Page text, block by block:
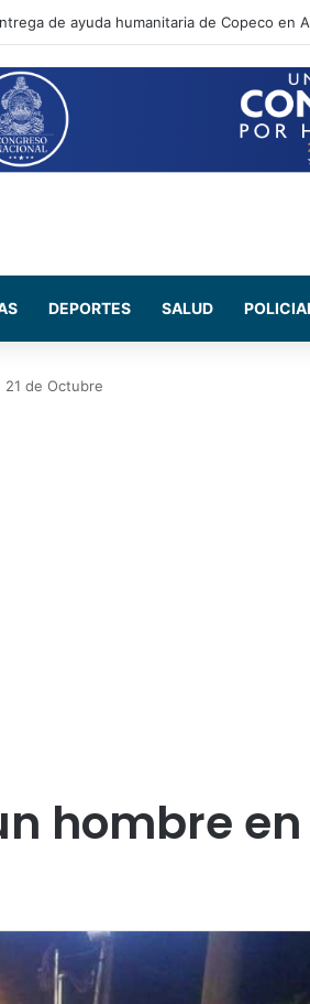
por supuesta vinculación a
DEPORTES SALUD
21 de Octubre
hombre en